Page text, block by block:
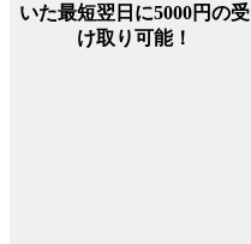
いた最短翌日に5000円の受
け取り可能！